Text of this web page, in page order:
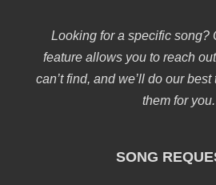
Looking for a specific song?
feature allows you to reach
can’t find, and we’ll do our
them for you.
SONG